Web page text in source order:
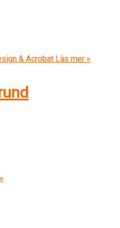
& Acrobat Läs mer »